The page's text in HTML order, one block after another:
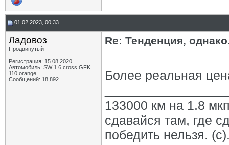
01.02.2023, 00:33
Ладовоз
Продвинутый
Регистрация: 15.08.2020
Автомобиль: SW 1.6 cross GFK
110 orange
Сообщений: 18,892
Re: Тенденция,
Более реальная
133000 км на 1.8
сдавайся там, где
победить нельзя.